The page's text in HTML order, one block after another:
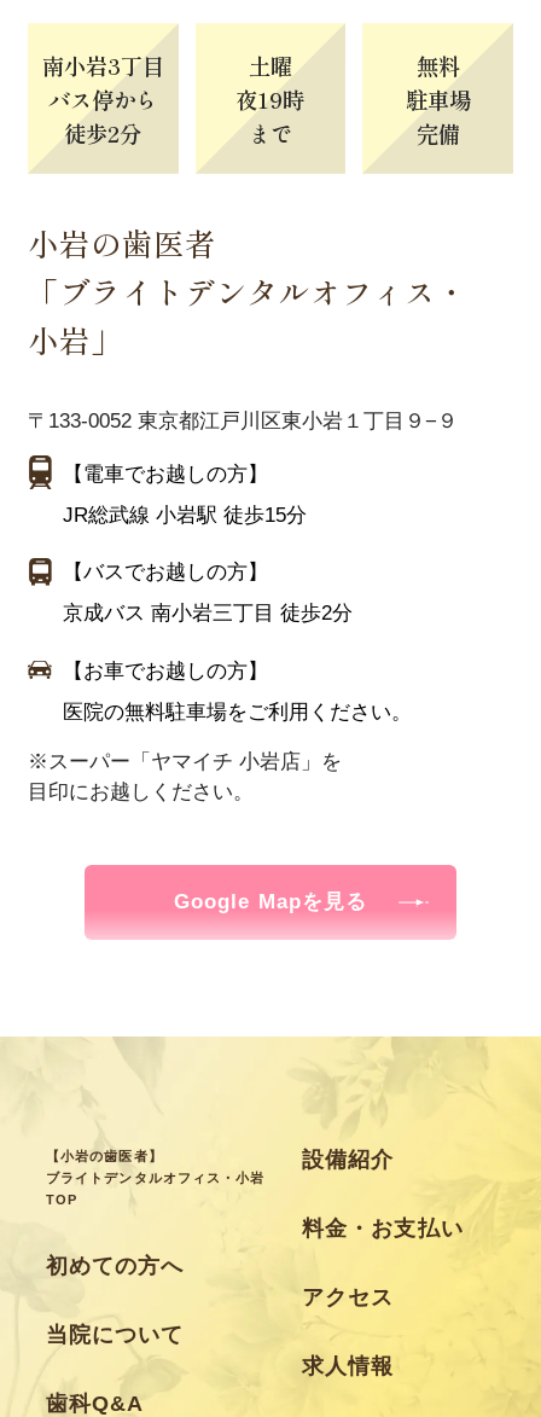
南小岩3丁目
バス停から
徒歩2分
土曜
夜19時
まで
無料
駐車場
完備
小岩の歯医者
「ブライトデンタルオフィス・
小岩」
〒133-0052 東京都江戸川区東小岩１丁目９−９
【電車でお越しの方】
JR総武線 小岩駅 徒歩15分
【バスでお越しの方】
京成バス 南小岩三丁目 徒歩2分
【お車でお越しの方】
医院の無料駐車場をご利用ください。
※スーパー「ヤマイチ 小岩店」を
目印にお越しください。
Google Mapを見る
【小岩の歯医者】
ブライトデンタルオフィス・小岩
TOP
初めての方へ
当院について
歯科Q&A
設備紹介
料金・お支払い
アクセス
求人情報